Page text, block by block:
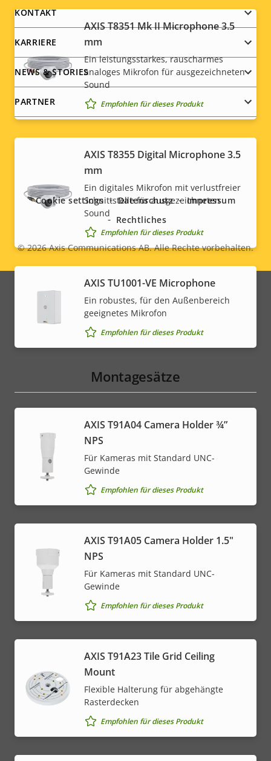
AXIS T8351 Mk II Microphone 3.5
mm
Ein leistungsstarkes, rauscharmes
analoges Mikrofon für ausgezeichneten
Sound
Empfohlen für dieses Produkt
AXIS T8355 Digital Microphone 3.5
mm
Ein digitales Mikrofon mit verlustfreier
Schnittstelle für ausgezeichneten
Sound
Empfohlen für dieses Produkt
AXIS TU1001-VE Microphone
Ein robustes, für den Außenbereich
geeignetes Mikrofon
Empfohlen für dieses Produkt
Montagesätze
AXIS T91A04 Camera Holder ¾”
NPS
Für Kameras mit Standard UNC-
Gewinde
Empfohlen für dieses Produkt
AXIS T91A05 Camera Holder 1.5"
NPS
Für Kameras mit Standard UNC-
Gewinde
Empfohlen für dieses Produkt
AXIS T91A23 Tile Grid Ceiling
Mount
Flexible Halterung für abgehängte
Rasterdecken
Empfohlen für dieses Produkt
menu
KONTAKT
KARRIERE
NEWS & STORIES
PARTNER
Social
menu
Legal
menu
© 2026Axis Communications AB. Alle Rechte vorbehalten.
Cookie settings Datenschutz
Impressum
Rechtliches